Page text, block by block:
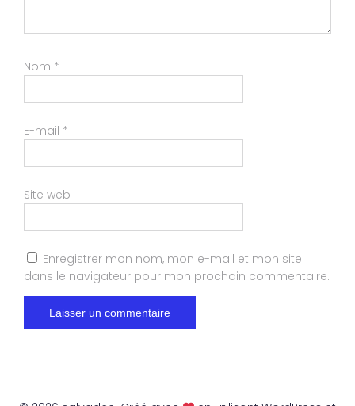
Nom *
E-mail *
Site web
Enregistrer mon nom, mon e-mail et mon site
dans le navigateur pour mon prochain commentaire.
e